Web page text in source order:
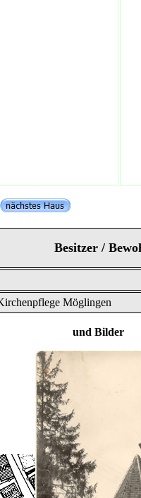
Besitzer /
Möglingen
Bilder